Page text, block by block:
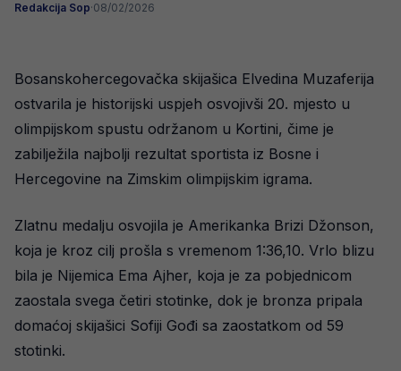
Redakcija Sop·08/02/2026
Bosanskohercegovačka skijašica Elvedina Muzaferija
ostvarila je historijski uspjeh osvojivši 20. mjesto u
olimpijskom spustu održanom u Kortini, čime je
zabilježila najbolji rezultat sportista iz Bosne i
Hercegovine na Zimskim olimpijskim igrama.
Zlatnu medalju osvojila je Amerikanka Brizi Džonson,
koja je kroz cilj prošla s vremenom 1:36,10. Vrlo blizu
bila je Nijemica Ema Ajher, koja je za pobjednicom
zaostala svega četiri stotinke, dok je bronza pripala
domaćoj skijašici Sofiji Gođi sa zaostatkom od 59
stotinki.